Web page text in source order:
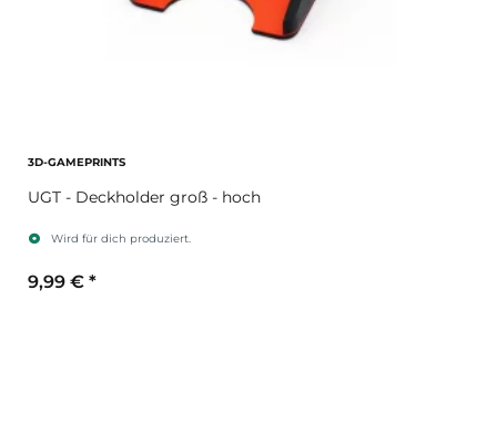
3D-GAMEPRINTS
UGT - Deckholder groß - hoch
Wird für dich produziert.
9,99 € *